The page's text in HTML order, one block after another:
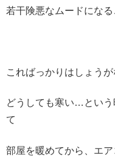
若干険悪なムードにな
こればっかりはしょう
どうしても寒い…とい
て
部屋を暖めてから、エ